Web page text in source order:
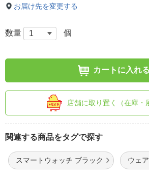
お届け先を変更する
数量 個
カートに入れる
店舗に取り置く（在庫・
関連する商品をタグで探す
スマートウォッチ ブラック ウェ